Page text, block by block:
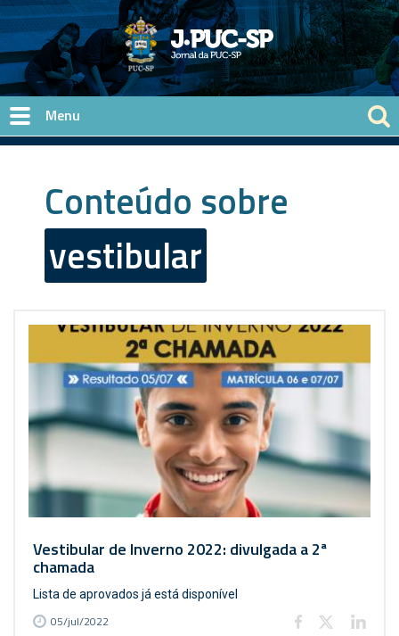
Pular para o conteúdo principal
Conteúdo sobre
vestibular
Vestibular de Inverno 2022: divulgada a 2ª
chamada
Lista de aprovados já está disponível
05/jul/2022